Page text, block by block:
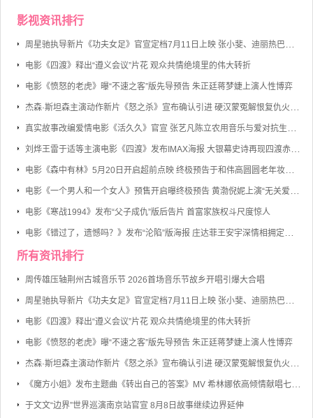
影视资讯排行
周星驰执导新片《功夫女足》官宣定档7月11日上映 张小斐、迪丽热巴、张艺兴领衔主演
电影《四渡》释出“遵义会议”片花 观众共情绝境里的伟大转折
电影《愤怒的老虎》曝“不速之客”版先导预告 朱正廷蒋梦婕上演人性博弈
杰森·斯坦森主演动作新片《怒之杀》宣布确认引进 硬汉蒙冤解恨复仇火力全开
真实故事改编爱情电影《活久久》官宣 张艺凡陈立农用音乐与爱对抗生命倒计时
刘烨王雷于适等主演电影《四渡》发布IMAX海报 大银幕史诗再现四渡赤水的军事奇迹
电影《森中有林》5月20日开启超前点映 终极预告于和伟高圆圆老年妆首度曝光
电影《一个男人和一个女人》预售开启曝终极预告 黄渤倪妮上演“无关爱情的邂逅”
电影《寒战1994》发布“父子成仇”版后告片 首富家族权斗尺度惊人
电影《错过了，遗憾吗？》发布“沦陷”版海报 庄达菲王安宇深情相拥定格心动瞬间
所有资讯排行
周传雄压轴荆州古城音乐节 2026首场音乐节故乡开唱引爆大合唱
周星驰执导新片《功夫女足》官宣定档7月11日上映 张小斐、迪丽热巴、张艺兴领衔主演
电影《四渡》释出“遵义会议”片花 观众共情绝境里的伟大转折
电影《愤怒的老虎》曝“不速之客”版先导预告 朱正廷蒋梦婕上演人性博弈
杰森·斯坦森主演动作新片《怒之杀》宣布确认引进 硬汉蒙冤解恨复仇火力全开
《魔方小姐》发布主题曲《转出自己的答案》MV 希林娜依高倾情献唱七旬奶奶勇敢逐梦
于文文“边界”世界巡演南京站官宣 8月8日故事继续边界延伸